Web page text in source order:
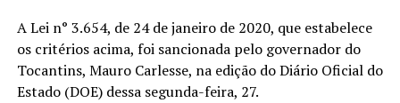
A Lei n° 3.654, de 24 de janeiro de 2020, que estabelece
os critérios acima, foi sancionada pelo governador do
Tocantins, Mauro Carlesse, na edição do Diário Oficial do
Estado (DOE) dessa segunda-feira, 27.